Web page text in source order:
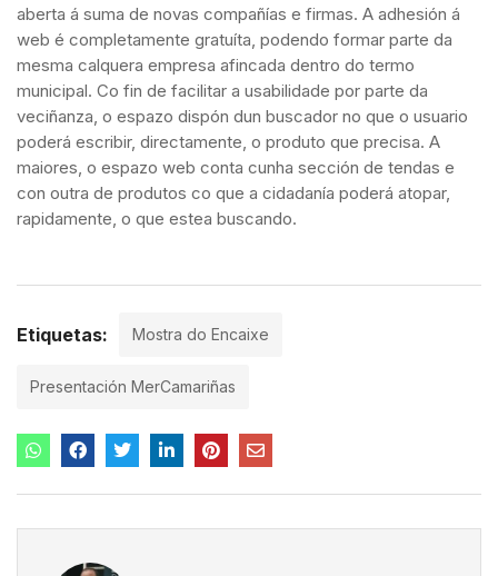
aberta á suma de novas compañías e firmas. A adhesión á
web é completamente gratuíta, podendo formar parte da
mesma calquera empresa afincada dentro do termo
municipal. Co fin de facilitar a usabilidade por parte da
veciñanza, o espazo dispón dun buscador no que o usuario
poderá escribir, directamente, o produto que precisa. A
maiores, o espazo web conta cunha sección de tendas e
con outra de produtos co que a cidadanía poderá atopar,
rapidamente, o que estea buscando.
Etiquetas: Mostra do Encaixe
Presentación MerCamariñas